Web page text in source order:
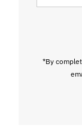
de
*By